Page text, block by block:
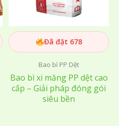
Đã đặt 678
Bao bì PP Dệt
Bao bì xi măng PP dệt cao
cấp – Giải pháp đóng gói
siêu bền